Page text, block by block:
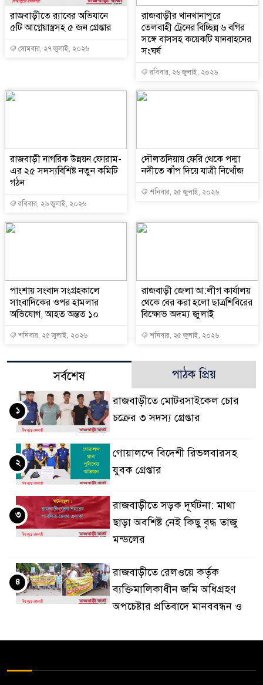
রাজবাড়ীতে র‌্যাবের অভিযানে
৫টি আগ্নেয়াস্ত্রসহ ৫ জন গ্রেপ্তার
সোমবার, ২৭ জুলাই, ২০২৬
রাজবাড়ীর খানখানাপুরে
তেলবাহী ট্রেনের বিচ্ছিন্ন ৬ বগির
সঙ্গে বাসসহ কয়েকটি যানবাহনের
সংঘর্ষ
রবিবার, ২৬ জুলাই, ২০২৬
রাজবাড়ী নাগরিক উন্নয়ন ফোরাম-
এর ২৫ সদস্যবিশিষ্ট নতুন কমিটি
গঠন
রবিবার, ২৬ জুলাই, ২০২৬
দৌলতদিয়ায় ফেরি থেকে পদ্মা
নদীতে ঝাঁপ দিয়ে যাত্রী নিখোঁজ
শনিবার, ২৫ জুলাই, ২০২৬
পাংশায় সংবাদ সংগ্রহকালে
সাংবাদিকের ওপর হামলার
অভিযোগ, আহত অন্তত ১০
শনিবার, ২৫ জুলাই, ২০২৬
রাজবাড়ী জেলা আ:লীগ কার্যালয়
থেকে বের করা হলো ছাত্রশিবিরের
বিক্ষোভ অদম্য জুলাই
শনিবার, ২৫ জুলাই, ২০২৬
সর্বশেষ পাঠক প্রিয়
রাজবাড়ীতে মোটরসাইকেল চোর
চক্রের ৩ সদস্য গ্রেপ্তার
১
গোয়ালন্দে বিদেশী রিভলবারসহ
যুবক গ্রেপ্তার
২
রাজবাড়ীতে সড়ক দূর্ঘটনা: মাথা
ছাড়া অবশিষ্ট নেই কিছু বৃদ্ধ তাজু
মন্ডলের
৩
রাজবাড়ীতে রেলওয়ে কর্তৃক
ব্যক্তিমালিকাধীন জমি অধিগ্রহণ
অপচেষ্টার প্রতিবাদে মানববন্ধন ও
৪
সিএনজি চালকের লাশ উদ্ধার